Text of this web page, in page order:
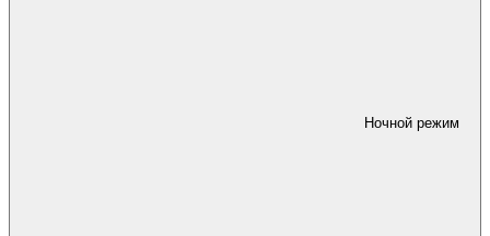
Ночной режим